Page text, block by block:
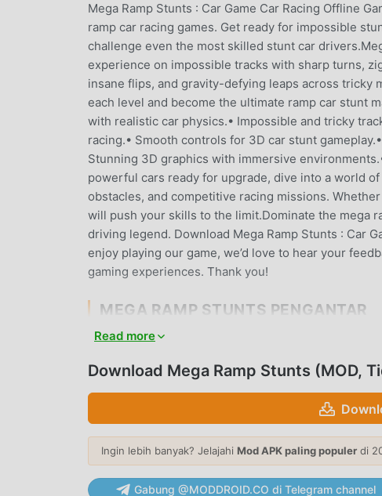
Mega Ramp Stunts : Car Game Car Racing Offline
ramp car racing games. Get ready for impossible
challenge even the most skilled stunt car
experience on impossible tracks with sharp turns,
insane flips, and gravity-defying leaps across tricky
each level and become the ultimate ramp car stunt
with realistic car physics.• Impossible and tricky
racing.• Smooth controls for 3D car stunt
Stunning 3D graphics with immersive
powerful cars ready for upgrade, dive into a world
obstacles, and competitive racing missions.
will push your skills to the limit.Dominate the mega
driving legend. Download Mega Ramp Stunts : Car
enjoy playing our game, we’d love to hear your
gaming experiences. Thank you!
MEGA RAMP STUNTS PENGANTAR
Mega Ramp Stunts Sebagai game simulation yang
unduhan game mod apk gratis terbesar di dunia --
memberi Anda versi terbaru dariMega Ramp
Anda menyimpan tugas mekanis yang berulang
membebankan biaya apa pun kepada pemain, dan
klien moddroid, Anda dapat mengunduh dan
unduh moddroid dan mainkan!
Read more
Download Mega Ramp Stunts (MOD,
Ingin lebih banyak? Jelajahi Mod APK paling populer di
Gabung @MODDROID.CO di Telegram channel